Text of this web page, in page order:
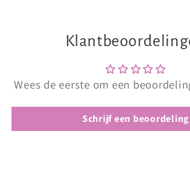
Wees de eerste om een
Schrijf een beoordeling